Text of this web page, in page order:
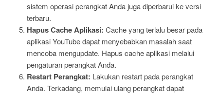
sistem operasi perangkat Anda juga diperbarui ke versi
terbaru.
Hapus Cache Aplikasi: Cache yang terlalu besar pada
aplikasi YouTube dapat menyebabkan masalah saat
mencoba mengupdate. Hapus cache aplikasi melalui
pengaturan perangkat Anda.
Restart Perangkat: Lakukan restart pada perangkat
Anda. Terkadang, memulai ulang perangkat dapat